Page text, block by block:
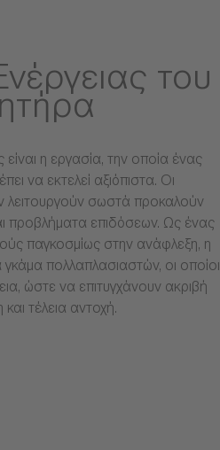
του
η εργασία, την οποία ένας
να εκτελεί αξιόπιστα. Οι
λειτουργούν σωστά προκαλούν
προβλήματα επιδόσεων. Ως ένας
παγκοσμίως στην ανάφλεξη, η
πολλαπλασιαστών, οι οποίοι
ώστε να επιτυγχάνουν ακριβή
τέλεια αντοχή.